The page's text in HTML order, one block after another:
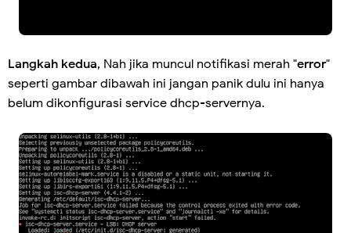
Langkah kedua, Nah jika muncul notifikasi merah "error"
seperti gambar dibawah ini jangan panik dulu ini hanya
belum dikonfigurasi service dhcp-servernya.